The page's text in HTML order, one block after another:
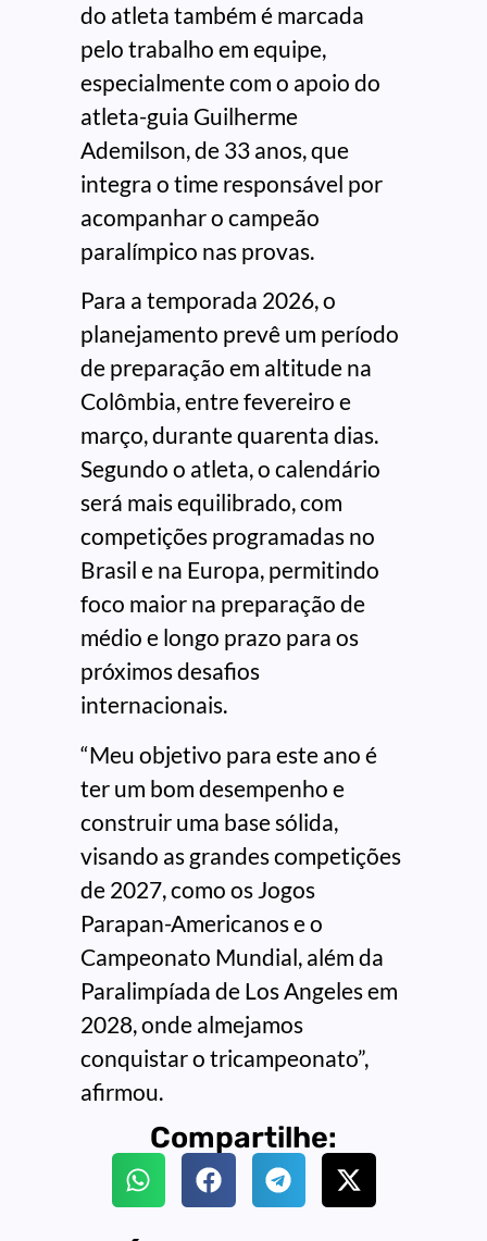
do atleta também é marcada
pelo trabalho em equipe,
especialmente com o apoio do
atleta-guia Guilherme
Ademilson, de 33 anos, que
integra o time responsável por
acompanhar o campeão
paralímpico nas provas.
Para a temporada 2026, o
planejamento prevê um período
de preparação em altitude na
Colômbia, entre fevereiro e
março, durante quarenta dias.
Segundo o atleta, o calendário
será mais equilibrado, com
competições programadas no
Brasil e na Europa, permitindo
foco maior na preparação de
médio e longo prazo para os
próximos desafios
internacionais.
“Meu objetivo para este ano é
ter um bom desempenho e
construir uma base sólida,
visando as grandes competições
de 2027, como os Jogos
Parapan-Americanos e o
Campeonato Mundial, além da
Paralimpíada de Los Angeles em
2028, onde almejamos
conquistar o tricampeonato”,
afirmou.
Compartilhe: